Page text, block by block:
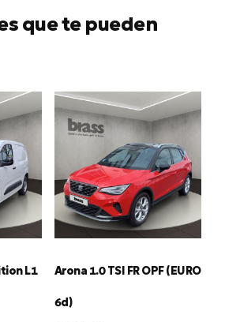
que te pueden
L1 Arona 1.0 TSI FR OPF (EURO
6d)